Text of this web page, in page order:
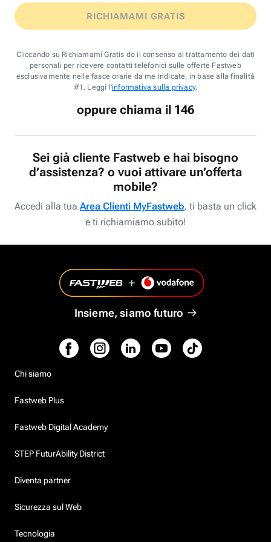
RICHIAMAMI GRATIS
Cliccando su Richiamami Gratis do il consenso al trattamento dei dati
personali per ricevere contatti telefonici sulle offerte Fastweb
esclusivamente nelle fasce orarie da me indicate, in base alla finalità
#1. Leggi l'informativa sulla privacy.
oppure chiama il 146
Sei già cliente Fastweb e hai bisogno
d’assistenza? o vuoi attivare un’offerta
mobile?
Accedi alla tua Area Clienti MyFastweb, ti basta un click
e ti richiamiamo subito!
Insieme, siamo futuro
Chi siamo
Fastweb Plus
Fastweb Digital Academy
STEP FuturAbility District
Diventa partner
Sicurezza sul Web
Tecnologia